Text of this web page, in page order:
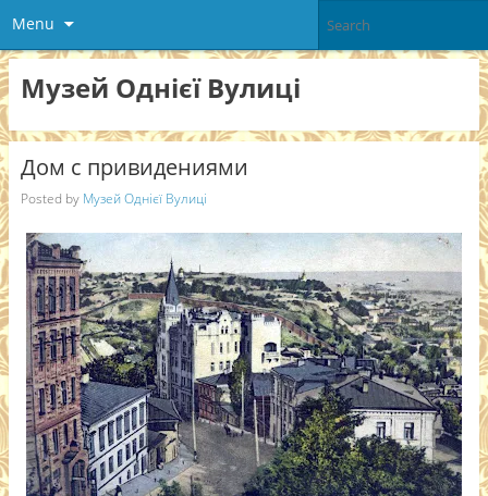
Menu
Музей Однієї Вулиці
Дом с привидениями
Posted by Музей Однієї Вулиці